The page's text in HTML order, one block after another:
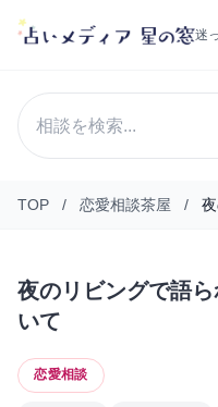
迷
TOP / 恋愛相談茶屋 /
夜のリビングで語
いて
恋愛相談